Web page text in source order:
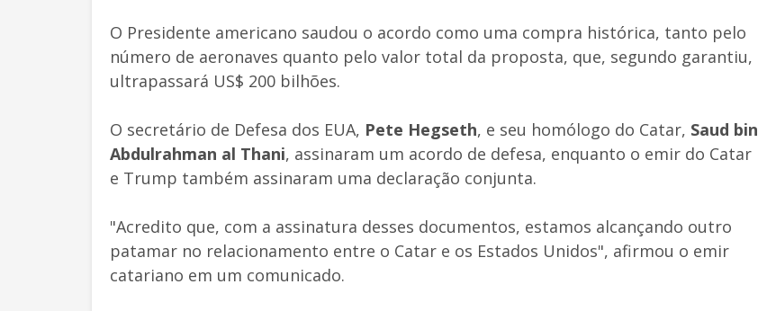
O Presidente americano saudou o acordo como uma compra histórica, tanto pelo
número de aeronaves quanto pelo valor total da proposta, que, segundo garantiu,
ultrapassará US$ 200 bilhões.
O secretário de Defesa dos EUA, Pete Hegseth, e seu homólogo do Catar, Saud bin
Abdulrahman al Thani, assinaram um acordo de defesa, enquanto o emir do Catar
e Trump também assinaram uma declaração conjunta.
"Acredito que, com a assinatura desses documentos, estamos alcançando outro
patamar no relacionamento entre o Catar e os Estados Unidos", afirmou o emir
catariano em um comunicado.